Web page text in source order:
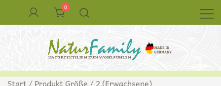
0
NaturFamily Shop – Naturtextilien für
Naturkleidung aus Wolle und Seide
Start / Produkt Größe / 2 (Erwachsene)